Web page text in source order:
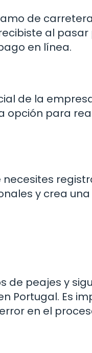
de
al pasar
en línea.
de la
opción para
necesites
y crea
de peajes y
Portugal. Es
en el